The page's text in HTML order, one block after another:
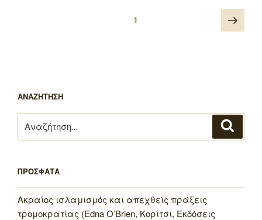
1
ΑΝΑΖΗΤΗΣΗ
για:
ΠΡΟΣΦΑΤΑ
Ακραίος ισλαμισμός και απεχθείς πράξεις
τρομοκρατίας (Edna O’Brien, Κορίτσι, Εκδόσεις